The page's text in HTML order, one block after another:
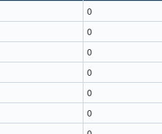
0
0
0
0
0
0